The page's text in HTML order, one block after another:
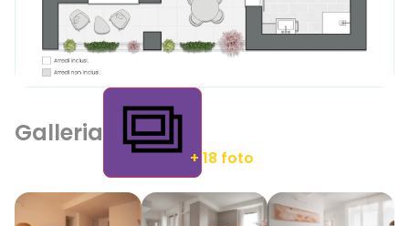
Galleria
+ 18 foto